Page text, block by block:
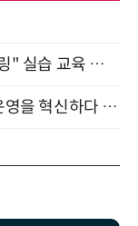
현업에서 바로 쓰는 "하네스 엔지니어링" 실습 교육 워크숍 8월 20일 개최
[올쇼TV] AI 인프라를 관측하고, AI로 운영을 혁신하다 (8월 11일 생방송)